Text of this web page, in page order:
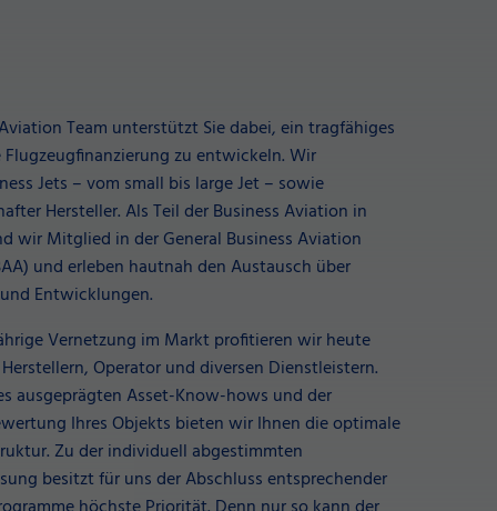
Team unterstützt Sie dabei, ein tragfähiges
zu entwickeln. Wir
Jets – vom small bis large Jet – sowie
Hersteller. Als Teil der Business Aviation in
wir Mitglied in der General Business Aviation
und erleben hautnah den Austausch über
Entwicklungen.
Vernetzung im Markt profitieren wir heute
Operator und diversen Dienstleistern.
ausgeprägten Asset-Know-hows und der
Ihres Objekts bieten wir Ihnen die optimale
Zu der individuell abgestimmten
besitzt für uns der Abschluss entsprechender